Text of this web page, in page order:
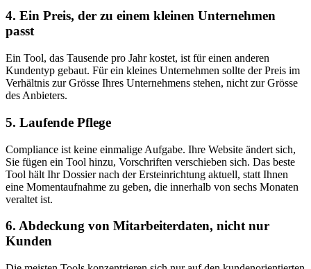
4. Ein Preis, der zu einem kleinen Unternehmen
passt
Ein Tool, das Tausende pro Jahr kostet, ist für einen anderen
Kundentyp gebaut. Für ein kleines Unternehmen sollte der Preis im
Verhältnis zur Grösse Ihres Unternehmens stehen, nicht zur Grösse
des Anbieters.
5. Laufende Pflege
Compliance ist keine einmalige Aufgabe. Ihre Website ändert sich,
Sie fügen ein Tool hinzu, Vorschriften verschieben sich. Das beste
Tool hält Ihr Dossier nach der Ersteinrichtung aktuell, statt Ihnen
eine Momentaufnahme zu geben, die innerhalb von sechs Monaten
veraltet ist.
6. Abdeckung von Mitarbeiterdaten, nicht nur
Kunden